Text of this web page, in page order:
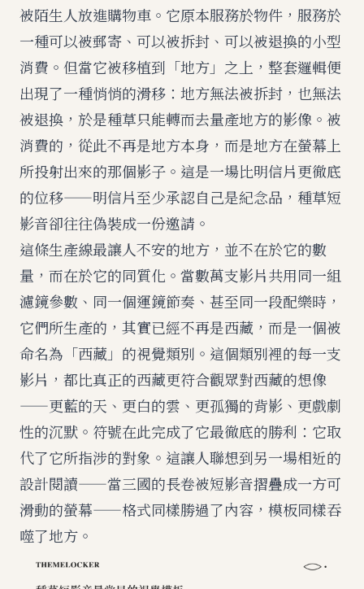
被陌生人放進購物車。它原本服務於物件，服務於
一種可以被郵寄、可以被拆封、可以被退換的小型
消費。但當它被移植到「地方」之上，整套邏輯便
出現了一種悄悄的滑移：地方無法被拆封，也無法
被退換，於是種草只能轉而去量產地方的影像。被
消費的，從此不再是地方本身，而是地方在螢幕上
所投射出來的那個影子。這是一場比明信片更徹底
的位移——明信片至少承認自己是紀念品，種草短
影音卻往往偽裝成一份邀請。
這條生產線最讓人不安的地方，並不在於它的數
量，而在於它的同質化。當數萬支影片共用同一組
濾鏡參數、同一個運鏡節奏、甚至同一段配樂時，
它們所生產的，其實已經不再是西藏，而是一個被
命名為「西藏」的視覺類別。這個類別裡的每一支
影片，都比真正的西藏更符合觀眾對西藏的想像
——更藍的天、更白的雲、更孤獨的背影、更戲劇
性的沉默。符號在此完成了它最徹底的勝利：它取
代了它所指涉的對象。這讓人聯想到另一場相近的
設計閱讀——當三國的長卷被短影音摺疊成一方可
滑動的螢幕——格式同樣勝過了內容，模板同樣吞
噬了地方。